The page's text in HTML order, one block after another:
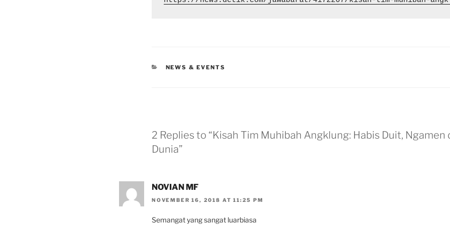
CATEGORIES
NEWS & EVENTS
2 Replies to “Kisah Tim Muhibah Angklung: Habis Duit, Ngamen
Dunia”
NOVIAN MF
NOVEMBER 16, 2018 AT 11:25 PM
Semangat yang sangat luarbiasa